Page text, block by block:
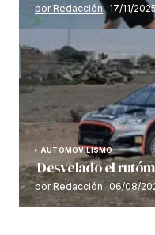
por Redacción 17/11/
AUTOMOVILISMO
Desvelado el
por Redacción 06/08/